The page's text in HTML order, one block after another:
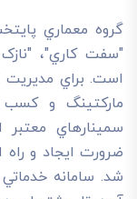
"سفت کاري"،
است. براي مديريت
سمينارهاي معتبر
ضرورت ايجاد و
شد. سامانه